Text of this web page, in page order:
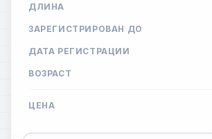
ДЛИНА
ЗАРЕГИСТРИРОВАН ДО
ДАТА РЕГИСТРАЦИИ
ВОЗРАСТ
ЦЕНА